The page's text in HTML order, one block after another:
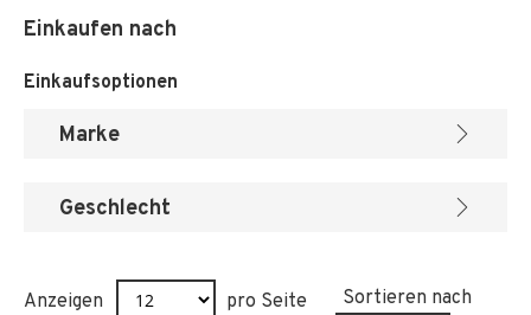
Anzeigen pro Seite
Sortieren nach
Einkaufen nach
Einkaufsoptionen
Marke
Geschlecht